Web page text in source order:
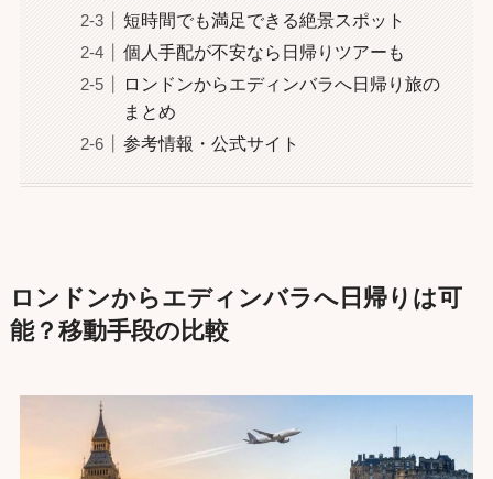
短時間でも満足できる絶景スポット
個人手配が不安なら日帰りツアーも
ロンドンからエディンバラへ日帰り旅の
まとめ
参考情報・公式サイト
ロンドンからエディンバラへ日帰りは可
能？移動手段の比較